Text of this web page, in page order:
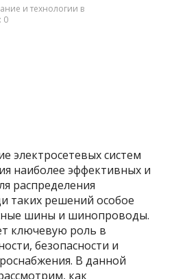
и технологии в
0
электросетевых систем
наиболее эффективных и
распределения
таких решений особое
шины и шинопроводы.
ключевую роль в
безопасности и
В данной
как